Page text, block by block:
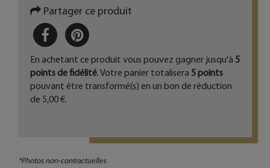
Partager ce produit
PARTAGERPINTEREST
En achetant ce produit vous pouvez gagner jusqu'à 5
points de fidélité. Votre panier totalisera 5points
pouvant être transformé(s) en un bon de réduction
de 5,00 €.
*Photos non-contractuelles